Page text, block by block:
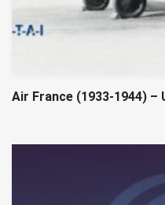
Air France (1933-1944)